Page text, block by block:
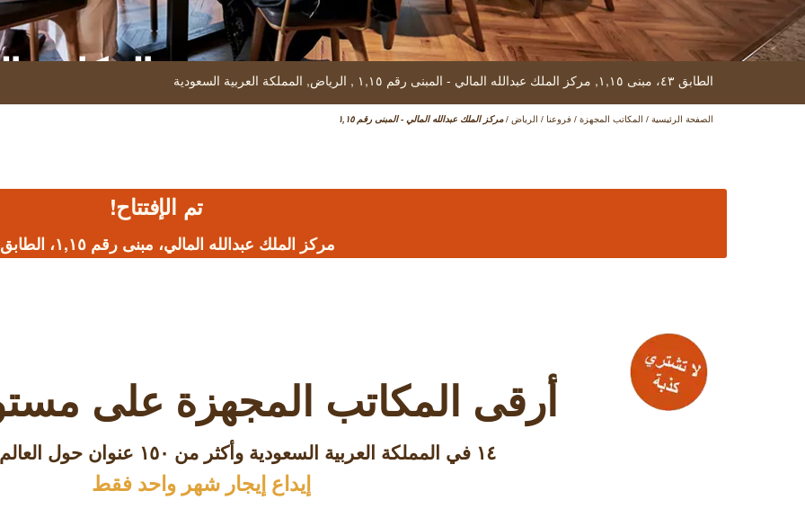
المكاتب
الطابق ٤٣، مبنى ۱,۱٥, مركز الملك عبدالله المالي - المبنى رقم ۱,۱٥ , الرياض, المملكة العربية السعودية
الصفحة الرئيسية / المكاتب المجهزة / فروعنا / الرياض / مركز الملك عبدالله المالي - المبنى رقم ۱,۱٥
تم الإفتتاح!
مركز الملك عبدالله المالي، مبنى رقم ۱,۱٥، الطابق ٤٣
أرقى المكاتب المجهزة على
۱٤ في المملكة العربية السعودية وأكثر من ۱٥۰ عنوان حول العالم
إيداع إيجار شهر واحد فقط